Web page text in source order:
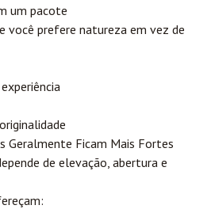
um pacote
você prefere natureza em vez de
Geralmente Ficam Mais Fortes
de elevação, abertura e